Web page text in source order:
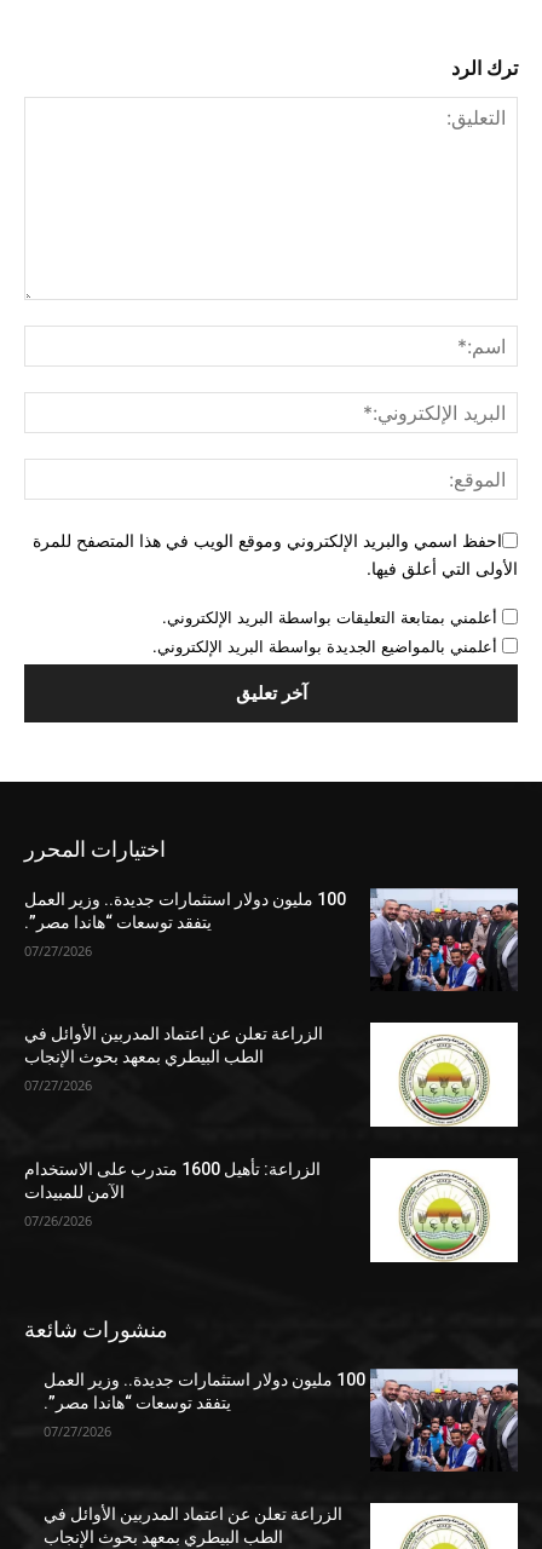
ترك الرد
احفظ اسمي والبريد الإلكتروني وموقع الويب في هذا المتصفح للمرة
الأولى التي أعلق فيها.
أعلمني بمتابعة التعليقات بواسطة البريد الإلكتروني.
أعلمني بالمواضيع الجديدة بواسطة البريد الإلكتروني.
اختيارات المحرر
100 مليون دولار استثمارات جديدة.. وزير العمل
يتفقد توسعات “هاندا مصر”.
07/27/2026
الزراعة تعلن عن اعتماد المدربين الأوائل في
الطب البيطري بمعهد بحوث الإنجاب
07/27/2026
الزراعة: تأهيل 1600 متدرب على الاستخدام
الآمن للمبيدات
07/26/2026
منشورات شائعة
100 مليون دولار استثمارات جديدة.. وزير العمل
يتفقد توسعات “هاندا مصر”.
07/27/2026
الزراعة تعلن عن اعتماد المدربين الأوائل في
الطب البيطري بمعهد بحوث الإنجاب